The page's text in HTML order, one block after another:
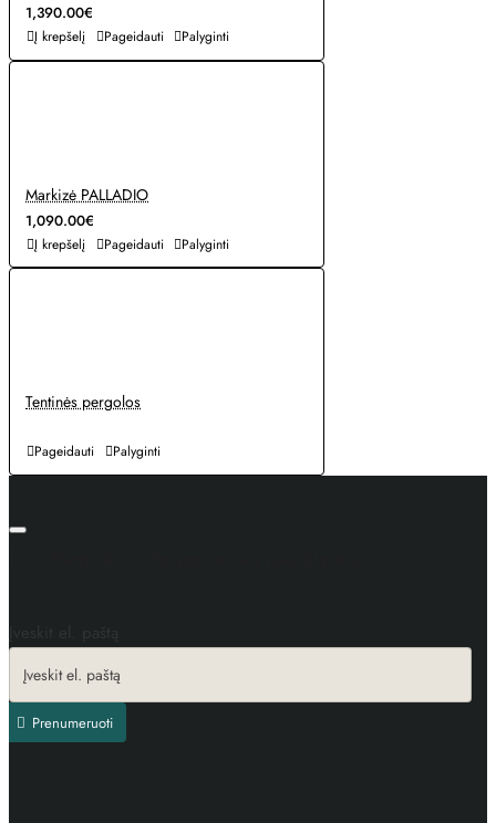
1,390.00€
Į krepšelį Pageidauti Palyginti
Markizė PALLADIO
1,090.00€
Į krepšelį Pageidauti Palyginti
Tentinės pergolos
Pageidauti Palyginti
Įveskit el. paštą
Prenumeruoti